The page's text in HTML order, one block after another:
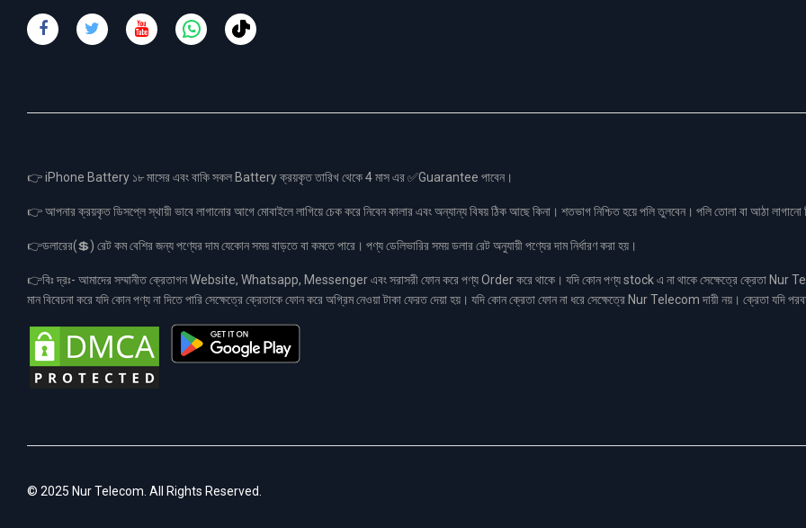
👉 iPhone Battery ১৮ মাসের এবং বাকি সকল Battery ক্রয়কৃত তারিখ থেকে 4 মাস এর ✅Guarantee পাবেন।
👉 আপনার ক্রয়কৃত ডিসপ্লে স্থায়ী ভাবে লাগানোর আগে মোবাইলে লাগিয়ে চেক করে নিবেন কালার এবং অন্যান্য বিষয় ঠিক আছে কিনা। শতভাগ নিশ্চিত হয়ে পলি তুলবেন। পলি তোলা বা আঠা
👉ডলারের(💲) রেট কম বেশির জন্য পণ্যের দাম যেকোন সময় বাড়তে বা কমতে পারে। পণ্য ডেলিভারির সময় ডলার রেট অনুযায়ী পণ্যের দাম নির্ধারণ করা হয়।
👉বিঃ দ্রঃ- আমাদের সম্মানীত ক্রেতাগন Website, Whatsapp, Messenger এবং সরাসরী ফোন করে পণ্য Order করে থাকে। যদি কোন পণ্য stock এ না থাকে সেক্ষেত্রে ক্রেতা Nur
মান বিবেচনা করে যদি কোন পণ্য না দিতে পারি সেক্ষেত্রে ক্রেতাকে ফোন করে অগ্রিম নেওয়া টাকা ফেরত দেয়া হয়। যদি কোন ক্রেতা ফোন না ধরে সেক্ষেত্রে Nur Telecom দায়ী নয়। ক্রেতা যদি
© 2025 Nur Telecom. All Rights Reserved.